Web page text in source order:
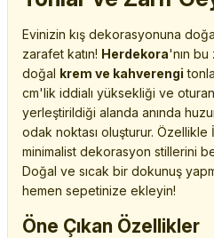
Evinizin kış dekorasyonuna
zarafet katın! Herdekora'nın bu
doğal krem ve kahverengi
cm'lik iddialı yüksekliği ve
yerleştirildiği alanda anında
odak noktası oluşturur.
minimalist dekorasyon stillerini
Doğal ve sıcak bir dokunuş
hemen sepetinize ekleyin!
Öne Çıkan Özellikler